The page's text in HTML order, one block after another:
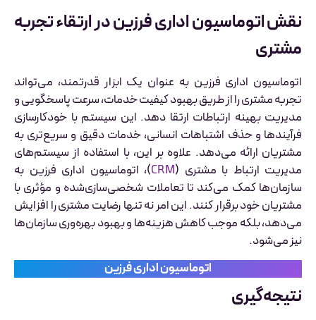
نقش اتوماسیون اداری فرزین در ارتقاء تجربه
مشتری
اتوماسیون اداری فرزین به عنوان یک ابزار قدرتمند، می‌تواند
تجربه مشتری را از طریق بهبود کیفیت خدمات، سرعت پاسخگویی و
مدیریت بهینه ارتباطات ارتقا دهد. این سیستم با خودکارسازی
فرآیندها و حذف اشتباهات انسانی، خدمات دقیق و سریع‌تری به
مشتریان ارائه می‌دهد. علاوه بر این، با استفاده از سیستم‌های
مدیریت ارتباط با مشتری (CRM)، اتوماسیون اداری فرزین به
سازمان‌ها کمک می‌کند تا تعاملات شخصی‌سازی‌شده و مؤثری با
مشتریان خود برقرار کنند. این امر نه تنها رضایت مشتری را افزایش
می‌دهد، بلکه موجب کاهش هزینه‌ها و بهبود بهره‌وری سازمان‌ها
نیز می‌شود.
اتوماسیون اداری فرزین
نتیجه‌گیری